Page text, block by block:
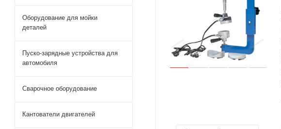
Оборудование для мойки
деталей
Пуско-зарядные устройства для
автомобиля
Сварочное оборудование
Кантователи двигателей